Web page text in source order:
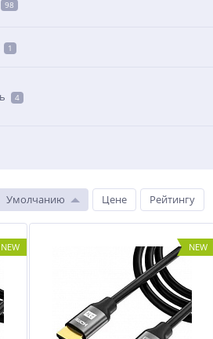
98
1
4
Умолчанию Цене Рейтингу
NEW NEW